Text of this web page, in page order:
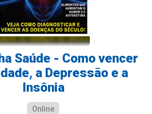
Saúde - Como vencer
a Depressão e a
Insônia
Online